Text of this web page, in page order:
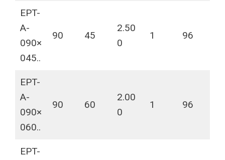
EPT-
A-
090×
045..
90 45
2.50
0
1 96
EPT-
A-
090×
060..
90 60
2.00
0
1 96
EPT-